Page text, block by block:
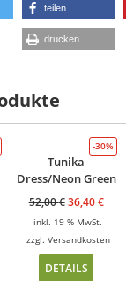
teilen
drucken
-30%
Tunika
Dress/Neon Green
52,00€ 36,40€
inkl. 19 % MwSt.
zzgl. Versandkosten
DETAILS